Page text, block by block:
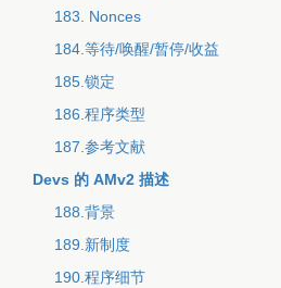
183. Nonces
184.等待/唤醒/暂停/收益
185.锁定
186.程序类型
187.参考文献
Devs 的 AMv2 描述
188.背景
189.新制度
190.程序细节